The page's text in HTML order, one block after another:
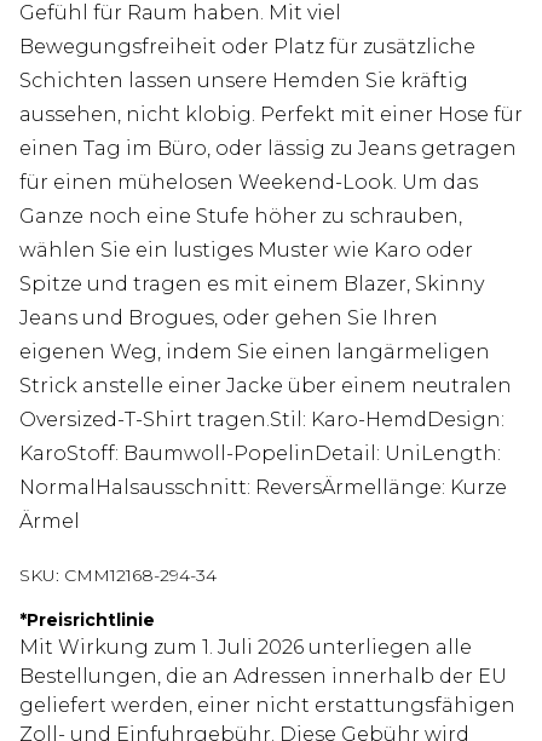
Gefühl für Raum haben. Mit viel
Bewegungsfreiheit oder Platz für zusätzliche
Schichten lassen unsere Hemden Sie kräftig
aussehen, nicht klobig. Perfekt mit einer Hose für
einen Tag im Büro, oder lässig zu Jeans getragen
für einen mühelosen Weekend-Look. Um das
Ganze noch eine Stufe höher zu schrauben,
wählen Sie ein lustiges Muster wie Karo oder
Spitze und tragen es mit einem Blazer, Skinny
Jeans und Brogues, oder gehen Sie Ihren
eigenen Weg, indem Sie einen langärmeligen
Strick anstelle einer Jacke über einem neutralen
Oversized-T-Shirt tragen.Stil: Karo-HemdDesign:
KaroStoff: Baumwoll-PopelinDetail: UniLength:
NormalHalsausschnitt: ReversÄrmellänge: Kurze
Ärmel
SKU: CMM12168-294-34
*Preisrichtlinie
Mit Wirkung zum 1. Juli 2026 unterliegen alle
Bestellungen, die an Adressen innerhalb der EU
geliefert werden, einer nicht erstattungsfähigen
Zoll- und Einfuhrgebühr. Diese Gebühr wird